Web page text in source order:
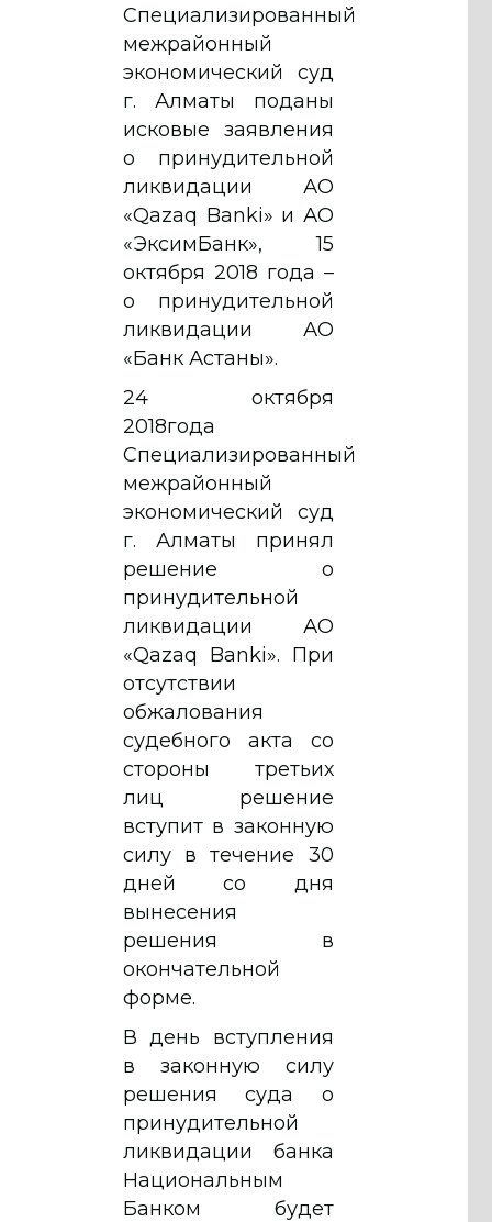
Специализированный
межрайонный
экономический суд
г. Алматы поданы
исковые заявления
о принудительной
ликвидации АО
«Qazaq Banki» и АО
«ЭксимБанк», 15
октября 2018 года –
о принудительной
ликвидации АО
«Банк Астаны».
24 октября
2018года
Специализированный
межрайонный
экономический суд
г. Алматы принял
решение о
принудительной
ликвидации АО
«Qazaq Banki». При
отсутствии
обжалования
судебного акта со
стороны третьих
лиц решение
вступит в законную
силу в течение 30
дней со дня
вынесения
решения в
окончательной
форме.
В день вступления
в законную силу
решения суда о
принудительной
ликвидации банка
Национальным
Банком будет